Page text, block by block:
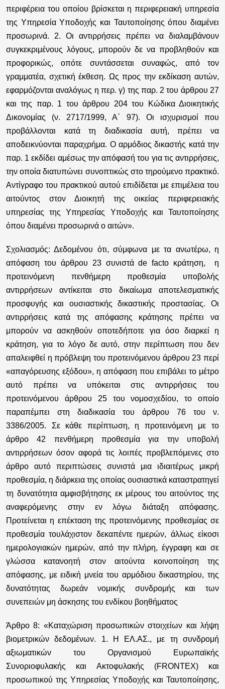
περιφέρεια του οποίου βρίσκεται η περιφερειακή υπηρεσία
της Υπηρεσία Υποδοχής και Ταυτοποίησης όπου διαμένει
προσωρινά. 2. Οι αντιρρήσεις πρέπει να διαλαμβάνουν
συγκεκριμένους λόγους, μπορούν δε να προβληθούν και
προφορικώς, οπότε συντάσσεται συναφώς, από τον
γραμματέα, σχετική έκθεση. Ως προς την εκδίκαση αυτών,
εφαρμόζονται αναλόγως η περ. γ) της παρ. 2 του άρθρου 27
και της παρ. 1 του άρθρου 204 του Κώδικα Διοικητικής
Δικονομίας (ν. 2717/1999, Α΄ 97). Οι ισχυρισμοί που
προβάλλονται κατά τη διαδικασία αυτή, πρέπει να
αποδεικνύονται παραχρήμα. Ο αρμόδιος δικαστής κατά την
παρ. 1 εκδίδει αμέσως την απόφασή του για τις αντιρρήσεις,
την οποία διατυπώνει συνοπτικώς στο τηρούμενο πρακτικό.
Αντίγραφο του πρακτικού αυτού επιδίδεται με επιμέλεια του
αιτούντος στον Διοικητή της οικείας περιφερειακής
υπηρεσίας της Υπηρεσίας Υποδοχής και Ταυτοποίησης
όπου διαμένει προσωρινά ο αιτών».
Σχολιασμός: Δεδομένου ότι, σύμφωνα με τα ανωτέρω, η
απόφαση του άρθρου 23 συνιστά de facto κράτηση, η
προτεινόμενη πενθήμερη προθεσμία υποβολής
αντιρρήσεων αντίκειται στο δικαίωμα αποτελεσματικής
προσφυγής και ουσιαστικής δικαστικής προστασίας. Οι
αντιρρήσεις κατά της απόφασης κράτησης πρέπει να
μπορούν να ασκηθούν οποτεδήποτε για όσο διαρκεί η
κράτηση, για το λόγο δε αυτό, στην περίπτωση που δεν
απαλειφθεί η πρόβλεψη του προτεινόμενου άρθρου 23 περί
«απαγόρευσης εξόδου», η απόφαση που επιβάλει το μέτρο
αυτό πρέπει να υπόκειται στις αντιρρήσεις του
προτεινόμενου άρθρου 25 του νομοσχεδίου, το οποίο
παραπέμπει στη διαδικασία του άρθρου 76 του ν.
3386/2005. Σε κάθε περίπτωση, η προτεινόμενη με το
άρθρο 42 πενθήμερη προθεσμία για την υποβολή
αντιρρήσεων όσον αφορά τις λοιπές προβλεπόμενες στο
άρθρο αυτό περιπτώσεις συνιστά μια ιδιαιτέρως μικρή
προθεσμία, η διάρκεια της οποίας ουσιαστικά καταστρατηγεί
τη δυνατότητα αμφισβήτησης εκ μέρους του αιτούντος της
αναφερόμενης στην εν λόγω διάταξη απόφασης.
Προτείνεται η επέκταση της προτεινόμενης προθεσμίας σε
προθεσμία τουλάχιστον δεκαπέντε ημερών, άλλως είκοσι
ημερολογιακών ημερών, από την πλήρη, έγγραφη και σε
γλώσσα κατανοητή στον αιτούντα κοινοποίηση της
απόφασης, με ειδική μνεία του αρμόδιου δικαστηρίου, της
δυνατότητας δωρεάν νομικής συνδρομής και των
συνεπειών μη άσκησης του ενδίκου βοηθήματος
Άρθρο 8: «Καταχώριση προσωπικών στοιχείων και λήψη
βιομετρικών δεδομένων. 1. Η ΕΛ.ΑΣ., με τη συνδρομή
αξιωματικών του Οργανισμού Ευρωπαϊκής
Συνοριοφυλακής και Ακτοφυλακής (FRONTEX) και
προσωπικού της Υπηρεσίας Υποδοχής και Ταυτοποίησης,